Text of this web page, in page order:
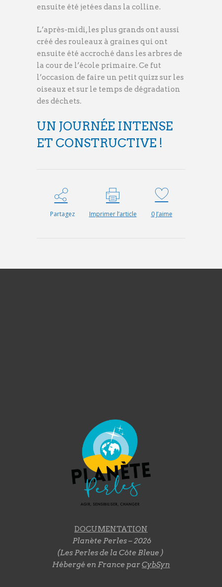
ensuite été jetées dans la colline.
L’après-midi, les plus grands ont aussi
créé des rouleaux à graines qui ont
ensuite été accroché dans les arbres de
la cour de l’école primaire. Ce fut
l’occasion de faire un petit quizz sur les
oiseaux et sur le temps de dégradation
des déchets.
UN JOURNÉE INTENSE
ET CONSTRUCTIVE !
Partagez Imprimer l’article 0J’aime
DOCUMENTATION
Planète Perles – 2026
(Les Perles de la Côte Bleue )
Hébergé en France parCybSyn